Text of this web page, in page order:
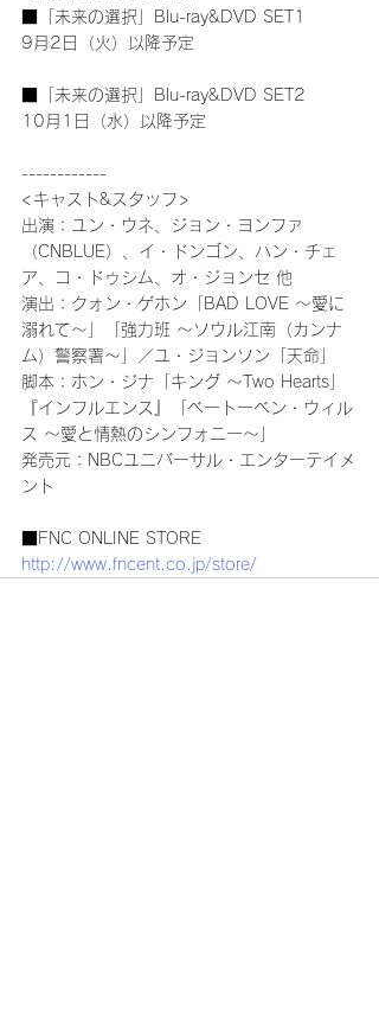
■「未来の選択」Blu-ray&DVD SET1
9月2日（火）以降予定
■「未来の選択」Blu-ray&DVD SET2
10月1日（水）以降予定
------------
<キャスト&スタッフ>
出演：ユン・ウネ、ジョン・ヨンファ
（CNBLUE）、イ・ドンゴン、ハン・チェ
ア、コ・ドゥシム、オ・ジョンセ 他
演出：クォン・ゲホン「BAD LOVE ～愛に
溺れて～」「強力班 ～ソウル江南（カンナ
ム）警察署～」／ユ・ジョンソン「天命」
脚本：ホン・ジナ「キング ～Two Hearts」
『インフルエンス』「ベートーベン・ウィル
ス ～愛と情熱のシンフォニー～」
発売元：NBCユニバーサル・エンターテイメ
ント
■FNC ONLINE STORE
http://www.fncent.co.jp/store/